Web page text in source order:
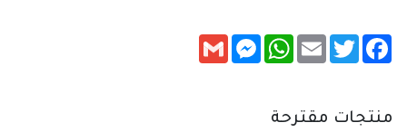
Facebook
Twitter
Email
WhatsApp
Messenger
Gmail
منتجات مقترحة